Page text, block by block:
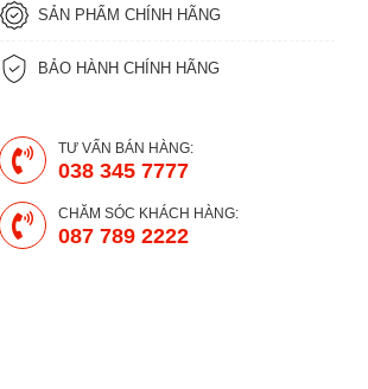
SẢN PHẨM CHÍNH HÃNG
BẢO HÀNH CHÍNH HÃNG
TƯ VẤN BÁN HÀNG:
038 345 7777
CHĂM SÓC KHÁCH HÀNG:
087 789 2222